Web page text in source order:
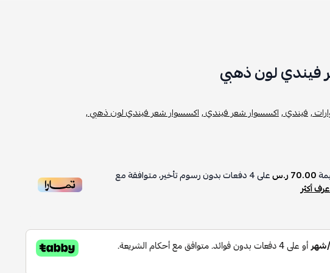
فيندي لون ذهبي
,فيندي ,اكسسوار شعر فيندي ,اكسسوار شعر فيندي لون ذهبي ,
70.00 ر.س على4دفعات بدون رسوم تأخير، متوافقة مع
أكثر